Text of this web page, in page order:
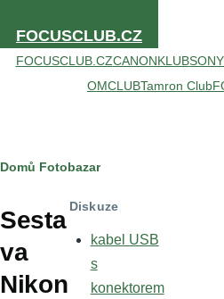
FOCUSCLUB.CZ
FOCUSCLUB.CZCANONKLUB
OMCLUBTamron Club
Drobečková
navigace
Domů Fotobazar
Sesta
va
Nikon
Diskuze
kabel USB
s
konektorem